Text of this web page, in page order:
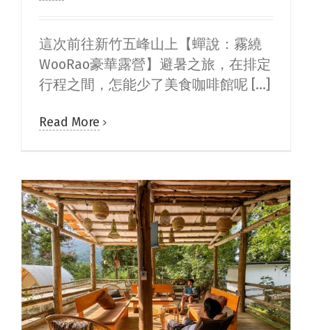
這次前往新竹五峰山上【蟬說：霧繞
WooRao豪華露營】避暑之旅，在排定
行程之間，怎能少了美食咖啡館呢 [...]
Read More